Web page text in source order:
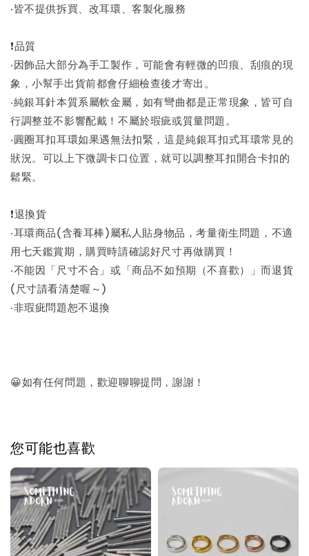
‧皆不提供拆買、改耳環、客製化服務
❗品質
‧因飾品大部分為手工製作，可能會有輕微的凹痕、刮痕的現
象，小幫手出貨前都會仔細檢查後才寄出。
‧純銀耳針本質系屬軟金屬，如有彎曲都是正常現象，皆可自
行調整並不影響配戴！不屬於瑕疵或質量問題。
‧圓圈耳扣耳環如果遇無法扣緊，這是純銀耳扣式耳環常見的
狀況。可以上下微調卡口位置，就可以調整耳扣開合卡扣的
鬆緊。
❗退換貨
‧耳環商品(含養耳棒)屬私人貼身物品，考量衛生問題，不適
用七天鑑賞期，購買時請確認好尺寸再做購買！
‧不能因「尺寸不合」或「商品不如預期（不喜歡）」而退貨
(尺寸請看清楚喔～)
‧非瑕疵問題恕不退換
😀如有任何問題，歡迎聊聊提問，謝謝！
您可能也喜歡